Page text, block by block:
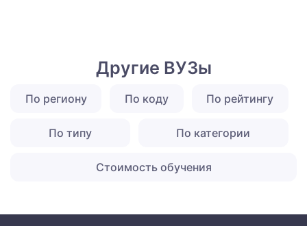
Другие ВУЗы
По региону По коду По рейтингу
По типу По категории
Стоимость обучения